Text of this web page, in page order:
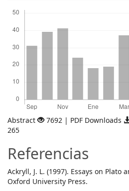
Abstract 7692 | PDF Downloads
265
Referencias
Ackryll, J. L. (1997). Essays on Plato
Oxford University Press.